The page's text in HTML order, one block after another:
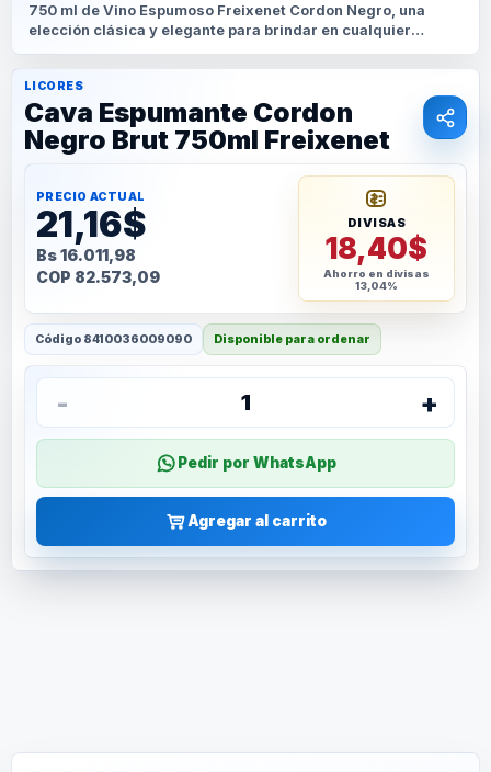
750 ml de Vino Espumoso Freixenet Cordon Negro, una
elección clásica y elegante para brindar en cualquier
LICORES
Cava Espumante Cordon
Negro Brut 750ml Freixenet
PRECIO ACTUAL
21,16$
Bs 16.011,98
COP 82.573,09
DIVISAS
18,40$
Ahorro en divisas
13,04%
Código 8410036009090 Disponible para ordenar
- 1 +
Pedir por WhatsApp
Agregar al carrito